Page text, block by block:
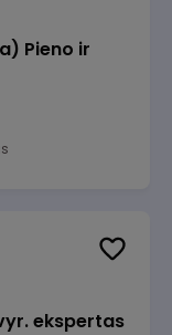
Pieno ir
ekspertas